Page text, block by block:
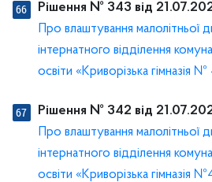
Рішення № 343 від
Про влаштування малолітньої
інтернатного відділення
освіти «Криворізька гімназія №
Рішення № 342 від
Про влаштування малолітньої
інтернатного відділення
освіти «Криворізька гімназія